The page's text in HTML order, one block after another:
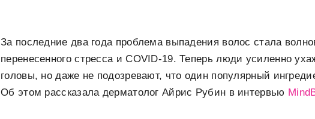
За последние два года проблема выпадения волос стала
перенесенного стресса и COVID-19. Теперь люди усиленно
головы, но даже не подозревают, что один популярный
Об этом рассказала дерматолог Айрис Рубин в интервью